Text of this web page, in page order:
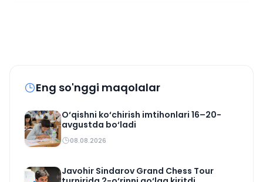
Eng so'nggi maqolalar
O‘qishni ko‘chirish imtihonlari 16–20-
avgustda bo‘ladi
08.08.2026
Javohir Sindarov Grand Chess Tour